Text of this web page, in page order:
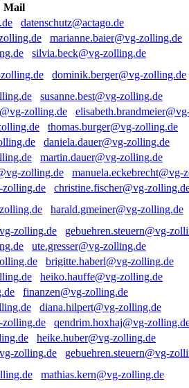
Mail
datenschutz@actago.de
marianne.baier@vg-zolling.de
silvia.beck@vg-zolling.de
dominik.berger@vg-zolling.de
susanne.best@vg-zolling.de
thomas.burger@vg-zolling.de
daniela.dauer@vg-zolling.de
martin.dauer@vg-zolling.de
manuela.eckebrecht@vg-
christine.fischer@vg-
harald.gmeiner@vg-zolling.de
gebuehren.steuern@vg-
ute.gresser@vg-zolling.de
brigitte.haberl@vg-zolling.de
heiko.hauffe@vg-zolling.de
finanzen@vg-zolling.de
diana.hilpert@vg-zolling.de
qendrim.hoxhaj@vg-
heike.huber@vg-zolling.de
gebuehren.steuern@vg-
mathias.kern@vg-zolling.de